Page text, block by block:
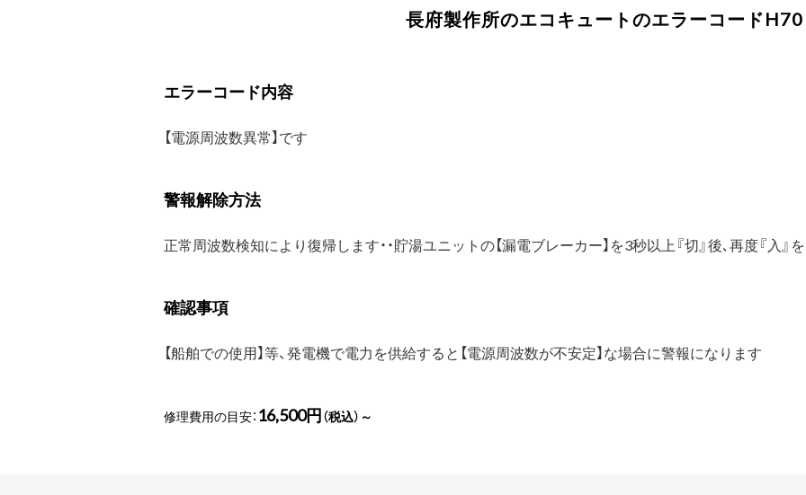
長府製作所のエコキュートのエラーコードH70
エラーコード内容
【電源周波数異常】です
警報解除方法
正常周波数検知により復帰します・・貯湯ユニットの【漏電ブレーカー】を3秒以上『切』後､再度『入
確認事項
【船舶での使用】等、発電機で電力を供給すると【電源周波数が不安定】な場合に警報になります
修理費用の目安： 16,500円（税込）～